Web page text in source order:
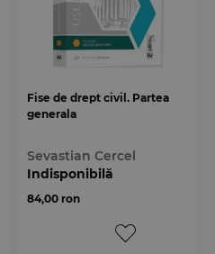
Fise de drept civil. Partea
generala
Sevastian Cercel
Indisponibilă
84,00 ron